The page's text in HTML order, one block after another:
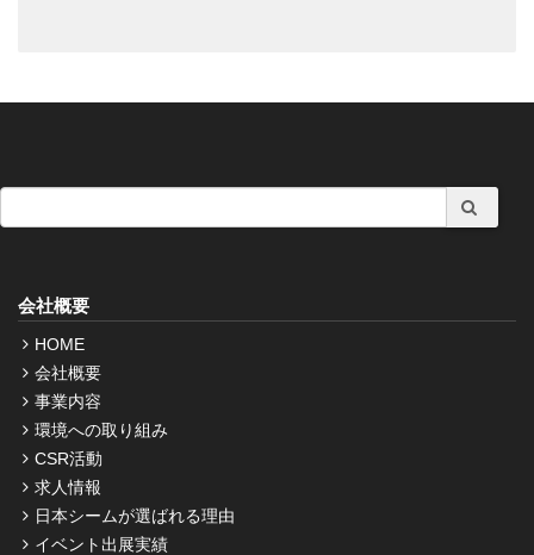
会社概要
HOME
会社概要
事業内容
環境への取り組み
CSR活動
求人情報
日本シームが選ばれる理由
イベント出展実績